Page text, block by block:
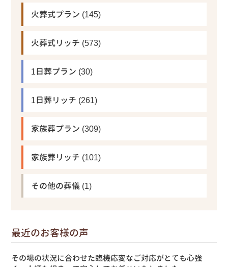
火葬式プラン (145)
火葬式リッチ (573)
1日葬プラン (30)
1日葬リッチ (261)
家族葬プラン (309)
家族葬リッチ (101)
その他の葬儀 (1)
最近のお客様の声
その場の状況に合わせた臨機応変なご対応がとても心強